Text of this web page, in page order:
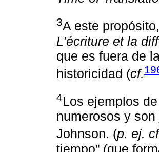
3A este
L’écriture et la
que es fuera de
historicidad (cf.
4Los ejemplos
numerosos y
Johnson. (p. ej.
tiempo” (que